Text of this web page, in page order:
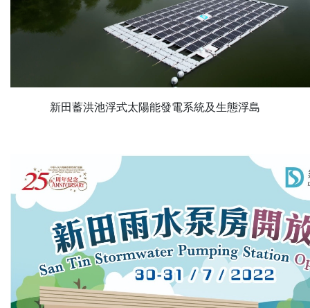
新田蓄洪池浮式太陽能發電系統及生態浮島